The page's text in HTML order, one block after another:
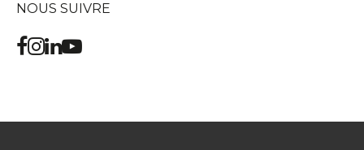
NOUS SUIVRE